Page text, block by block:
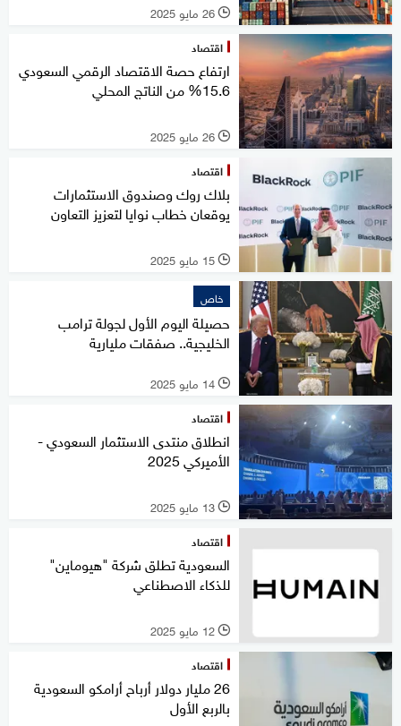
l 26 مايو 2025
اقتصاد
ارتفاع حصة الاقتصاد الرقمي السعودي
15.6% من الناتج المحلي
l 26 مايو 2025
اقتصاد
بلاك روك وصندوق الاستثمارات
يوقعان خطاب نوايا لتعزيز التعاون
l 15 مايو 2025
خاص
حصيلة اليوم الأول لجولة ترامب
الخليجية.. صفقات مليارية
l 14 مايو 2025
اقتصاد
انطلاق منتدى الاستثمار السعودي -
الأميركي 2025
l 13 مايو 2025
اقتصاد
السعودية تطلق شركة "هيوماين"
للذكاء الاصطناعي
l 12 مايو 2025
اقتصاد
26 مليار دولار أرباح أرامكو السعودية
بالربع الأول